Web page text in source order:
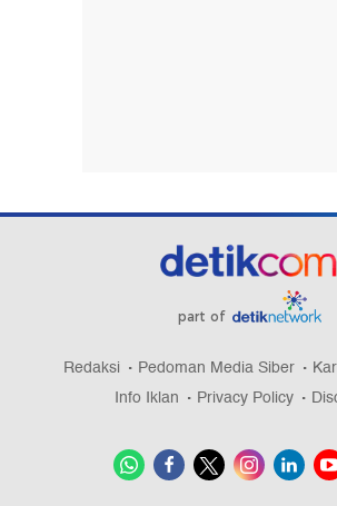
part of
Redaksi Pedoman Media Siber
Info Iklan
Privacy Policy